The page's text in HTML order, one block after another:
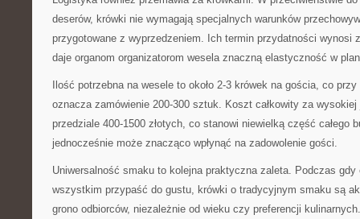
deserów, krówki nie wymagają specjalnych warunków
przygotowane z wyprzedzeniem. Ich termin przydatności wynosi
daje organom organizatorom wesela znaczną elastyczność w
Ilość potrzebna na wesele to około 2-3 krówek na gościa, co
oznacza zamówienie 200-300 sztuk. Koszt całkowity za
przedziale 400-1500 złotych, co stanowi niewielką część całego
jednocześnie może znacząco wpłynąć na zadowolenie gości.
Uniwersalność smaku to kolejna praktyczna zaleta. Podczas
wszystkim przypaść do gustu, krówki o tradycyjnym smaku są
grono odbiorców, niezależnie od wieku czy preferencji kulinarnych.